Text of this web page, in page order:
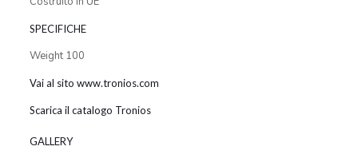
SPECIFICHE
Weight 100
Vai al sito www.tronios.com
Scarica il catalogo Tronios
GALLERY